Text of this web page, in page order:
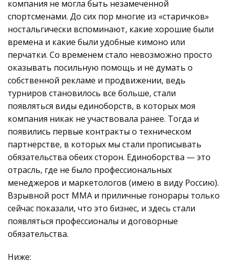
компания не могла быть незамеченной
спортсменами. До сих пор многие из «старичков»
ностальгически вспоминают, какие хорошие были
времена и какие были удобные кимоно или
перчатки. Со временем стало невозможно просто
оказывать посильную помощь и не думать о
собственной рекламе и продвижении, ведь
турниров становилось все больше, стали
появляться виды единоборств, в которых моя
компания никак не участвовала ранее. Тогда и
появились первые контракты о техническом
партнерстве, в которых мы стали прописывать
обязательства обеих сторон. Единоборства — это
отрасль, где не было профессиональных
менеджеров и маркетологов (имею в виду Россию).
Взрывной рост ММА и приличные гонорары только
сейчас показали, что это бизнес, и здесь стали
появляться профессионалы и договорные
обязательства.
Ниже: